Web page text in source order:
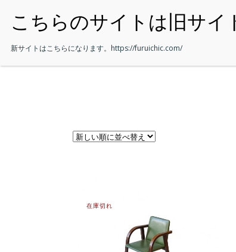
・HOME
在庫切れ
新サイトはこちらになります。 https://furuichic.com/